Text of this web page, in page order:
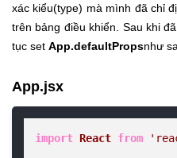
xác kiểu(type) mà mình đã chỉ
trên bảng điều khiển. Sau khi
tục set App.defaultPropsnhư
App.jsx
import React from